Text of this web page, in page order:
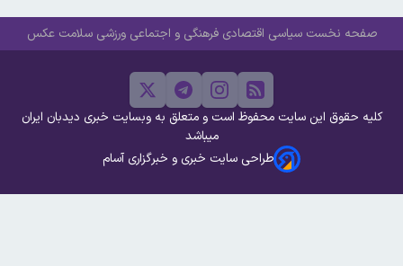
صفحه نخست سیاسی اقتصادی فرهنگی و اجتماعی ورزشی سلامت عکس
کلیه حقوق این سایت محفوظ است و متعلق به وبسایت خبری دیدبان ایران
میباشد
طراحی سایت خبری و خبرگزاری آسام